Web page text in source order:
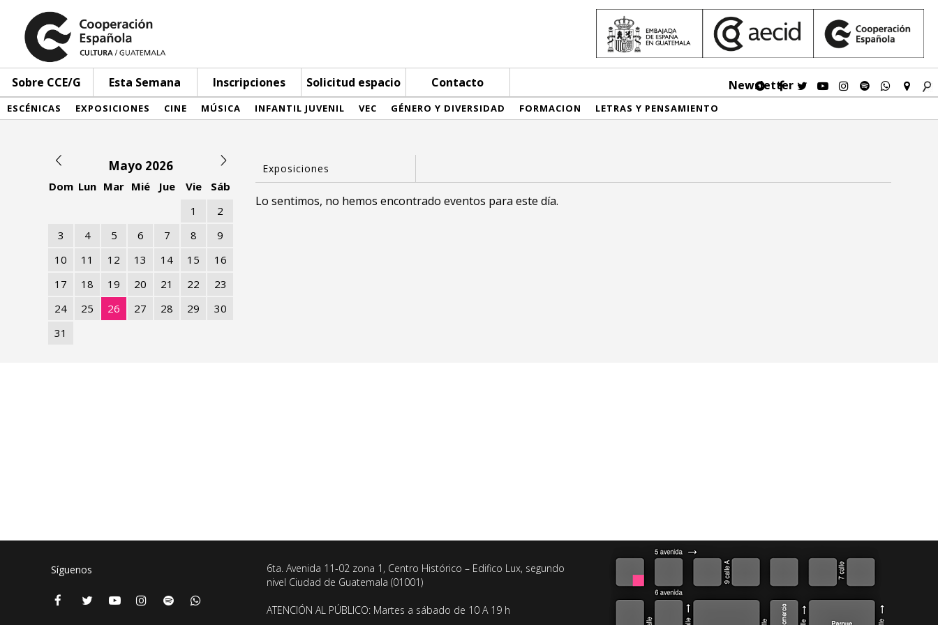
Sobre CCE/G Esta Semana Inscripciones Solicitud espacio Contacto Newsletter
ESCÉNICAS EXPOSICIONES CINE MÚSICA INFANTIL JUVENIL VEC GÉNERO Y DIVERSIDAD FORMACION LETRAS Y PENSAMIENTO
Mayo 2026
Dom Lun Mar Mié Jue Vie
Sáb
1
2
3
4 5 6 7 8
9
10
11 12 13 14 15
16
17
18 19 20 21 22
23
24
25 26 27 28 29
30
31
Lo sentimos, no hemos encontrado eventos para este día.
Síguenos
6ta. Avenida 11-02 zona 1, Centro Histórico – Edifico Lux, segundo
nivel Ciudad de Guatemala (01001)
ATENCIÓN AL PÚBLICO: Martes a sábado de 10 A 19 h